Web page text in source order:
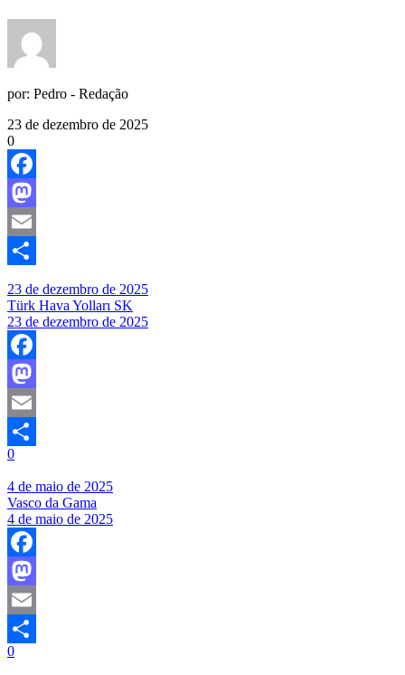
por: Pedro - Redação
23 de dezembro de 2025
0
Facebook
Mastodon
Email
23 de dezembro de 2025
Türk Hava Yolları SK
23 de dezembro de 2025
Facebook
Mastodon
Email
Share
0
4 de maio de 2025
Vasco da Gama
4 de maio de 2025
Facebook
Mastodon
Email
Share
0